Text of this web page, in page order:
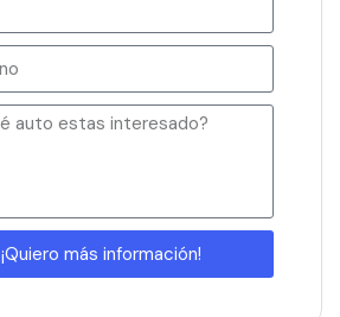
¡Quiero más información!